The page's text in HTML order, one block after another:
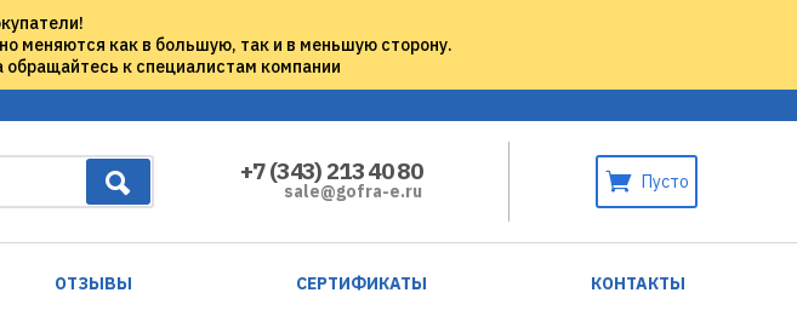
меняются как в большую, так и в меньшую сторону.
к специалистам компании
+7 (343) 213 40 80
sale@gofra-e.ru Пусто
ОТЗЫВЫ СЕРТИФИКАТЫ КОНТАКТЫ